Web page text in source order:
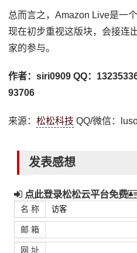
总而言之，Amazon Live是一
现在初步重视这版块，会接连
家的参与。
作者：siri0909 QQ：
93706
来源：松松科技 QQ/微信：
发表感想
点此登录松松云平台免费
名 称
邮 箱
网 址